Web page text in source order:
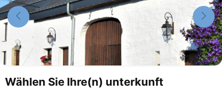
Wählen Sie Ihre(n) unterkunft